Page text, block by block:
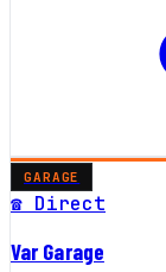
GARAGE
☎ Direct
Var Garage